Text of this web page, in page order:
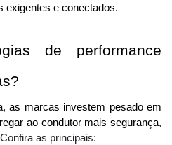
exigentes e conectados.
de performance
as marcas investem pesado em
ao condutor mais segurança,
Confira as principais: